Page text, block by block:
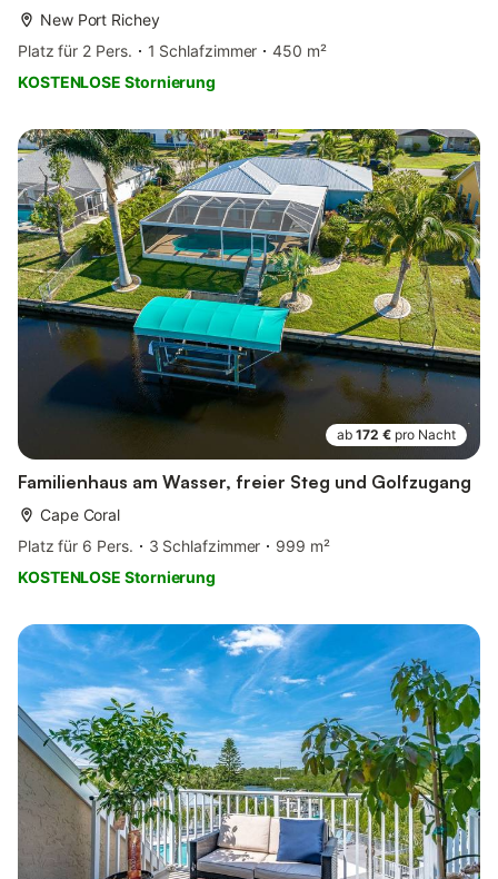
New Port Richey
Platz für 2 Pers.
1 Schlafzimmer
450 m²
KOSTENLOSE Stornierung
ab 172 € pro Nacht
Familienhaus am Wasser, freier Steg und Golfzugang
Cape Coral
Platz für 6 Pers.
3 Schlafzimmer
999 m²
KOSTENLOSE Stornierung